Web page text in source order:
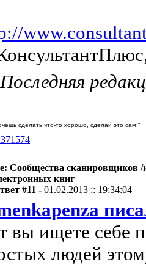
Последняя
сделать что-то хорошо, сделай это сам!"
Сообщества сканировщиков /
книг
#11 -01.02.2013 :: 19:34:04
вы ищете себе
людей